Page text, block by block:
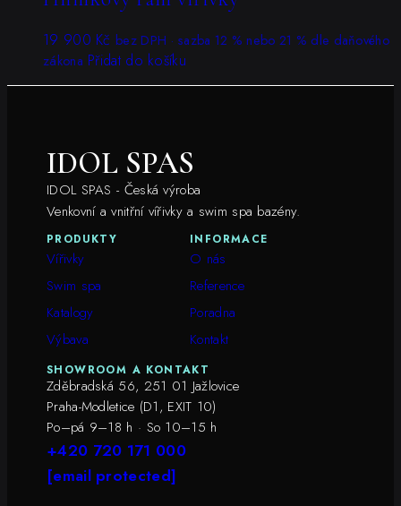
19 900 Kč bez DPH · sazba 12 % nebo 21 % dle daňového
zákona Přidat do košíku
IDOL SPAS
IDOL SPAS - Česká výroba
Venkovní a vnitřní vířivky a swim spa bazény.
PRODUKTY
Vířivky
Swim spa
Katalogy
Výbava
INFORMACE
O nás
Reference
Poradna
Kontakt
SHOWROOM A KONTAKT
Zděbradská 56, 251 01 Jažlovice
Praha-Modletice (D1, EXIT 10)
Po–pá 9–18 h · So 10–15 h
+420 720 171 000
[email protected]